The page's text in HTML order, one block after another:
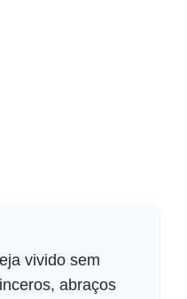
vivido sem
abraços